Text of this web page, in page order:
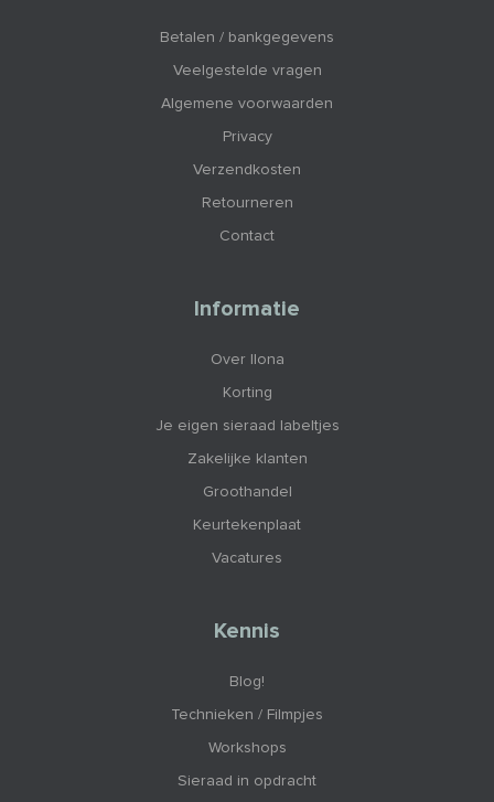
Betalen / bankgegevens
Veelgestelde vragen
Algemene voorwaarden
Privacy
Verzendkosten
Retourneren
Contact
Informatie
Over Ilona
Korting
Je eigen sieraad labeltjes
Zakelijke klanten
Groothandel
Keurtekenplaat
Vacatures
Kennis
Blog!
Technieken / Filmpjes
Workshops
Sieraad in opdracht